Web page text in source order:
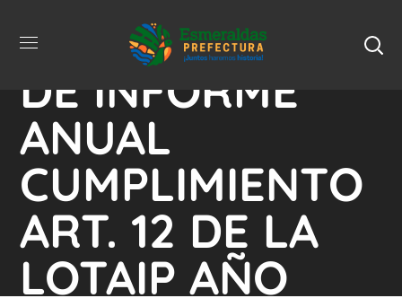
PRESENTACIÓN
DE INFORME
ANUAL
CUMPLIMIENTO
ART. 12 DE LA
LOTAIP AÑO